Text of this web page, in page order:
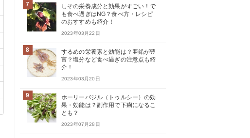
7
しその栄養成分と効果がすごい！で
も食べ過ぎはNG？食べ方・レシピ
のおすすめも紹介！
2023年03月22日
8
するめの栄養素と効能は？亜鉛が豊
富？塩分など食べ過ぎの注意点も紹
介！
2023年03月20日
9
ホーリーバジル（トゥルシー）の効
果・効能は？副作用で下痢になるこ
とも？
2023年07月28日